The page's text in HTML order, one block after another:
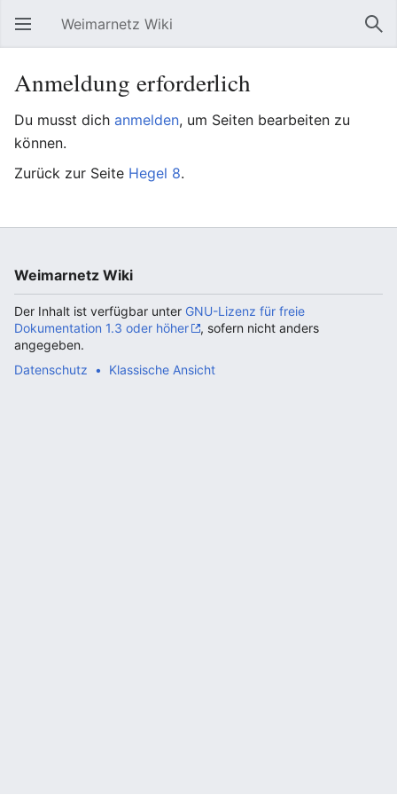
Hauptmenü öffnen Weimarnetz Wiki
Anmeldung erforderlich
Du musst dich anmelden, um Seiten bearbeiten zu
können.
Zurück zur Seite Hegel 8.
Weimarnetz Wiki
Der Inhalt ist verfügbar unter GNU-Lizenz für freie
Dokumentation 1.3 oder höher
, sofern nicht anders
angegeben.
Datenschutz
Klassische Ansicht